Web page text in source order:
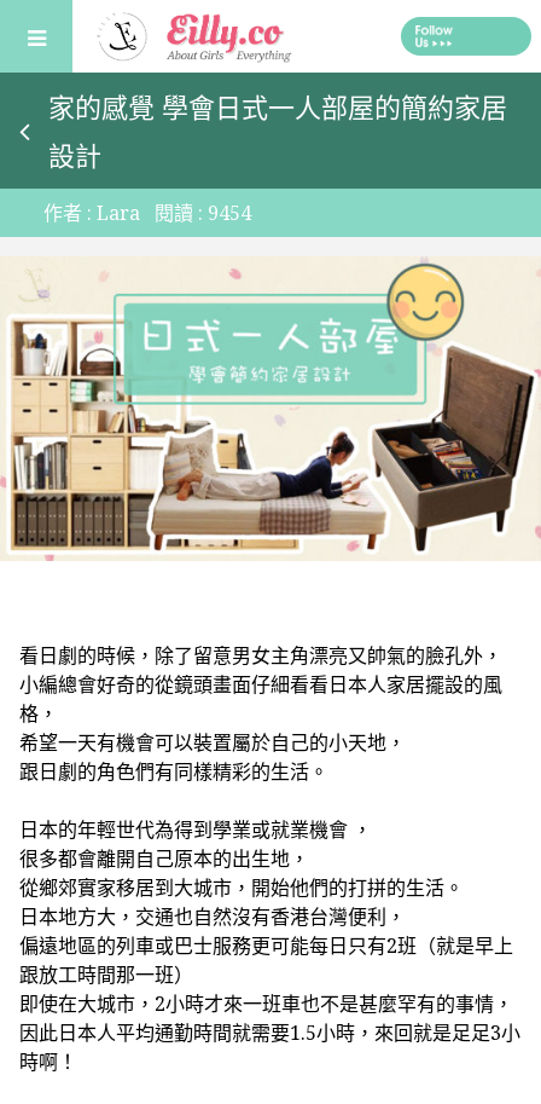
content
家的感覺 學會日式一人部屋的簡約家居
設計
作者 : Lara 閱讀 : 9454
看日劇的時候，除了留意男女主角漂亮又帥氣的臉孔外，
小編總會好奇的從鏡頭畫面仔細看看日本人家居擺設的風
格，
希望一天有機會可以裝置屬於自己的小天地，
跟日劇的角色們有同樣精彩的生活。
日本的年輕世代為得到學業或就業機會 ，
很多都會離開自己原本的出生地，
從鄉郊實家移居到大城市， 開始他們的打拼的生活。
日本地方大，交通也自然沒有香港台灣便利，
偏遠地區的列車或巴士服務更可能每日只有2班（就是早上
跟放工時間那一班）
即使在大城市，2小時才來一班車也不是甚麼罕有的事情，
因此日本人平均通勤時間就需要1.5小時，來回就是足足3小
時啊！